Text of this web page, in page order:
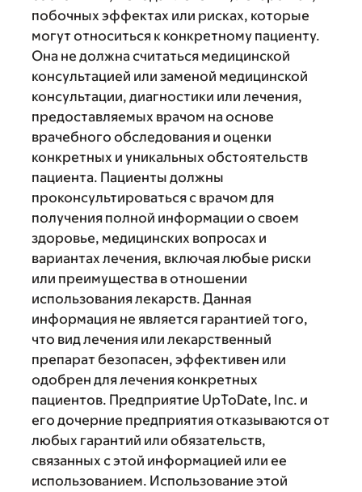
побочных эффектах или рисках, которые
могут относиться к конкретному пациенту.
Она не должна считаться медицинской
консультацией или заменой медицинской
консультации, диагностики или лечения,
предоставляемых врачом на основе
врачебного обследования и оценки
конкретных и уникальных обстоятельств
пациента. Пациенты должны
проконсультироваться с врачом для
получения полной информации о своем
здоровье, медицинских вопросах и
вариантах лечения, включая любые риски
или преимущества в отношении
использования лекарств. Данная
информация не является гарантией того,
что вид лечения или лекарственный
препарат безопасен, эффективен или
одобрен для лечения конкретных
пациентов. Предприятие UpToDate, Inc. и
его дочерние предприятия отказываются от
любых гарантий или обязательств,
связанных с этой информацией или ее
использованием. Использование этой